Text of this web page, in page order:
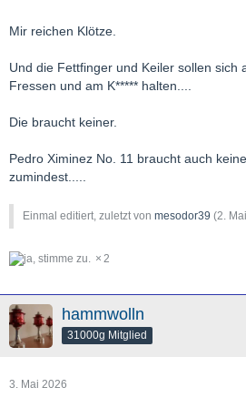
Mir reichen Klötze.
Und die Fettfinger und Keiler sollen sich
Fressen und am K***** halten....
Die braucht keiner.
Pedro Ximinez No. 11 braucht auch
zumindest.....
Einmal editiert, zuletzt von mesodor39 (2.
2
hammwolln
31000g Mitglied
3. Mai 2026